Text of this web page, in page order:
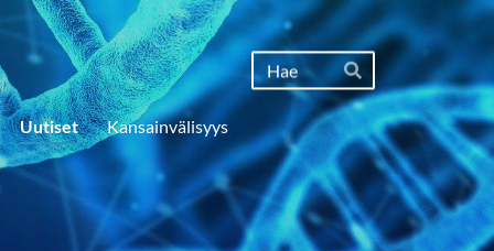
Haku
Hae
Uutiset Kansainvälisyys